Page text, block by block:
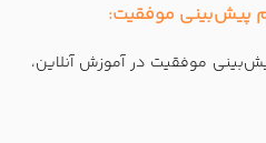
پیش‌بینی موفقیت:
موفقیت در آموزش آنلاین،